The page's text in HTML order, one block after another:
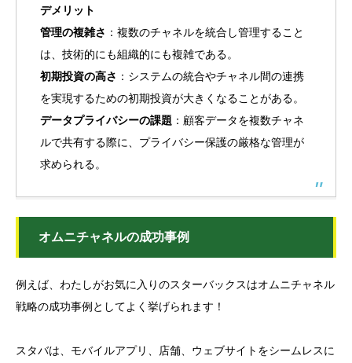
デメリット
管理の複雑さ ：複数のチャネルを統合し管理すること
は、技術的にも組織的にも複雑である。
初期投資の高さ ：システムの統合やチャネル間の連携
を実現するための初期投資が大きくなることがある。
データプライバシーの課題 ：顧客データを複数チャネ
ルで共有する際に、プライバシー保護の厳格な管理が
求められる。
オムニチャネルの成功事例
例えば、わたしがお気に入りのスターバックスはオムニチャネル
戦略の成功事例としてよく挙げられます！
スタバは、モバイルアプリ、店舗、ウェブサイトをシームレスに